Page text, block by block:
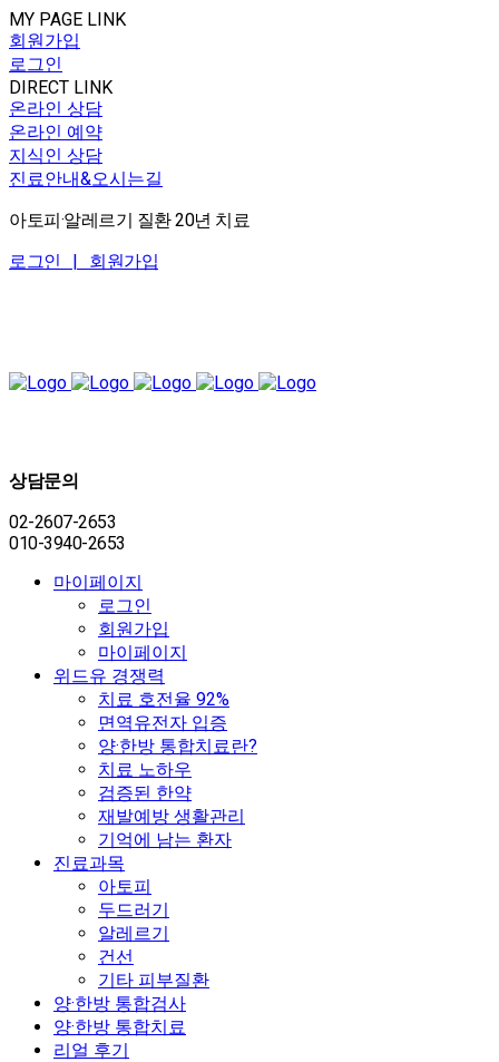
MY PAGE LINK
회원가입
로그인
DIRECT LINK
온라인 상담
온라인 예약
지식인 상담
진료안내&오시는길
아토피·알레르기 질환 20년 치료
로그인 | 회원가입
상담문의
02-2607-2653
010-3940-2653
마이페이지
로그인
회원가입
마이페이지
위드유 경쟁력
치료 호전율 92%
면역유전자 입증
양·한방 통합치료란?
치료 노하우
검증된 한약
재발예방 생활관리
기억에 남는 환자
진료과목
아토피
두드러기
알레르기
건선
기타 피부질환
양·한방 통합검사
양·한방 통합치료
리얼 후기